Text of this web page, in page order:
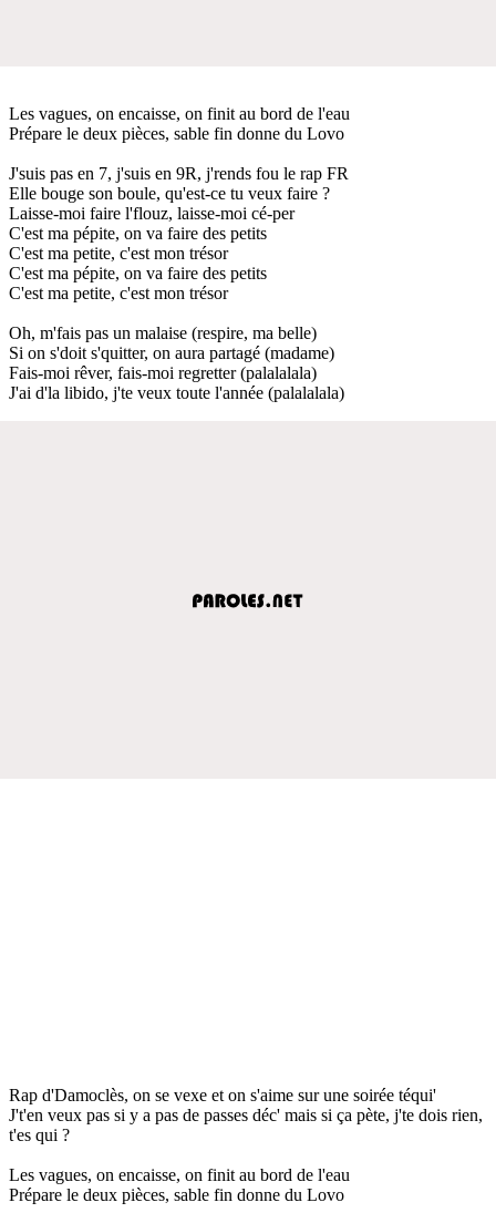
Les vagues, on encaisse, on finit au bord de l'eau
Prépare le deux pièces, sable fin donne du Lovo
J'suis pas en 7, j'suis en 9R, j'rends fou le rap FR
Elle bouge son boule, qu'est-ce tu veux faire ?
Laisse-moi faire l'flouz, laisse-moi cé-per
C'est ma pépite, on va faire des petits
C'est ma petite, c'est mon trésor
C'est ma pépite, on va faire des petits
C'est ma petite, c'est mon trésor
Oh, m'fais pas un malaise (respire, ma belle)
Si on s'doit s'quitter, on aura partagé (madame)
Fais-moi rêver, fais-moi regretter (palalalala)
J'ai d'la libido, j'te veux toute l'année (palalalala)
Rap d'Damoclès, on se vexe et on s'aime sur une soirée téqui'
J't'en veux pas si y a pas de passes déc' mais si ça pète, j'te dois rien,
t'es qui ?
Les vagues, on encaisse, on finit au bord de l'eau
Prépare le deux pièces, sable fin donne du Lovo